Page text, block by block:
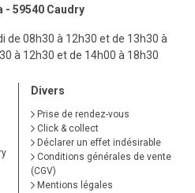
- 59540 Caudry
de 08h30 à 12h30 et de 13h30 à
à 12h30 et de 14h00 à 18h30
Divers
Prise de rendez-vous
Click & collect
Déclarer un effet indésirable
Conditions générales de vente
(CGV)
Mentions légales